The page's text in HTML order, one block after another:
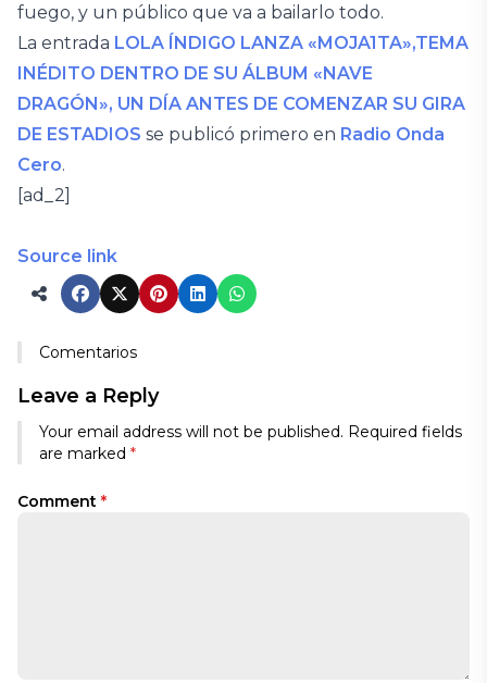
fuego, y un público que va a bailarlo todo.
La entrada LOLA ÍNDIGO LANZA «MOJA1TA»,TEMA
INÉDITO DENTRO DE SU ÁLBUM «NAVE
DRAGÓN», UN DÍA ANTES DE COMENZAR SU GIRA
DE ESTADIOS se publicó primero en Radio Onda
Cero.
[ad_2]
Source link
Comentarios
Leave a Reply
Your email address will not be published. Required fields
are marked *
Comment *